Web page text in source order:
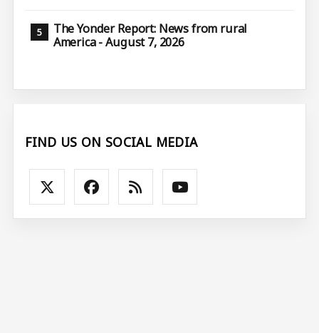
The Yonder Report: News from rural
America - August 7, 2026
FIND US ON SOCIAL MEDIA